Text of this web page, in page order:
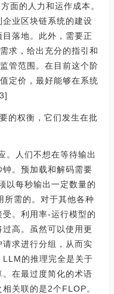
面的人力和运作成本。
业区块链系统的建设
落地。此外，需要正
求，给出充分的指引和
管范围。在目前这个阶
定价，最好能够在系统
的权衡，它们发生在批
。人们不想在等待输出
。预加载和解码需要
以每秒输出一定数量的
所需的。对于其他各种
。利用率-运行模型的
高。虽然可以使用更
求进行分组，从而实
的推理完全是关于
在最过度简化的术语
关联的是2个FLOP。